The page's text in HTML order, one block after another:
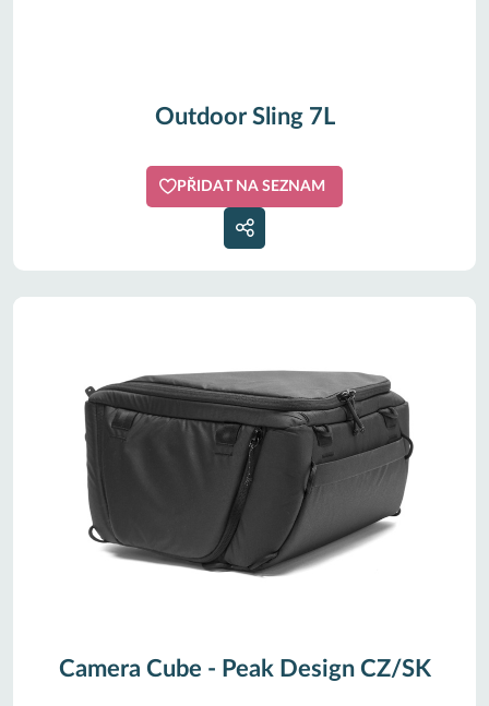
Outdoor Sling 7L
PŘIDAT NA SEZNAM
Camera Cube - Peak Design CZ/SK